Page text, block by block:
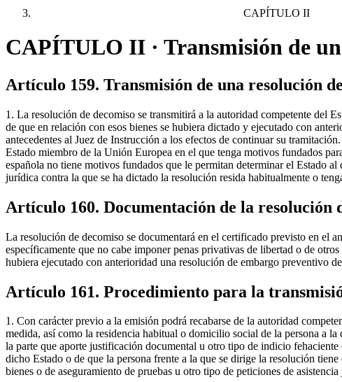
CAPÍTULO II
CAPÍTULO II · Transmisión de
Artículo 159. Transmisión de una resolución
1. La resolución de decomiso se transmitirá a la autoridad competente del
de que en relación con esos bienes se hubiera dictado y ejecutado con
antecedentes al Juez de Instrucción a los efectos de continuar su
Estado miembro de la Unión Europea en el que tenga motivos fundados
española no tiene motivos fundados que le permitan determinar el Estado
jurídica contra la que se ha dictado la resolución resida habitualmente o
Artículo 160. Documentación de la resolución
La resolución de decomiso se documentará en el certificado previsto en el
específicamente que no cabe imponer penas privativas de libertad o de
hubiera ejecutado con anterioridad una resolución de embargo preventivo
Artículo 161. Procedimiento para la
1. Con carácter previo a la emisión podrá recabarse de la autoridad
medida, así como la residencia habitual o domicilio social de la persona a
la parte que aporte justificación documental u otro tipo de indicio
dicho Estado o de que la persona frente a la que se dirige la resolución
bienes o de aseguramiento de pruebas u otro tipo de peticiones de